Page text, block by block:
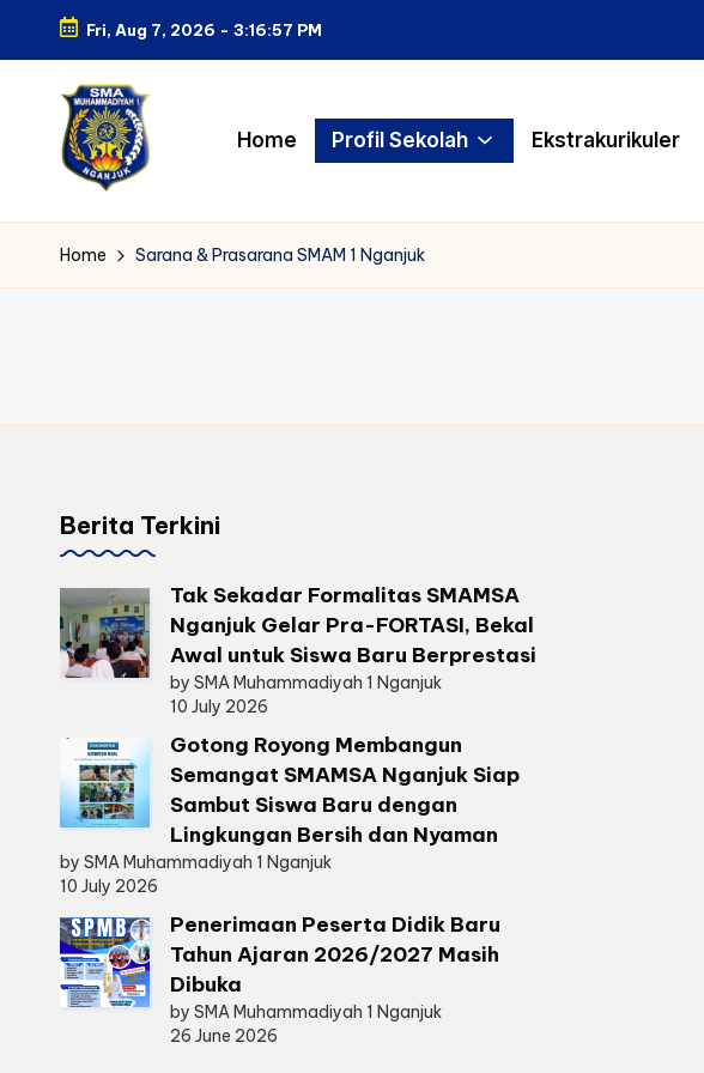
Skip
content
Fri, Aug 7, 2026 - 3:16:58 PM
S
M
1
g
a
nj
u
dengan
Ilmu,
Home Profil Sekolah Ekstrakurikuler
Home Sarana & Prasarana SMAM 1 Nganjuk
Berita Terkini
Tak Sekadar Formalitas SMAMSA
Nganjuk Gelar Pra-FORTASI, Bekal
Awal untuk Siswa Baru Berprestasi
by SMA Muhammadiyah 1 Nganjuk
10 July 2026
Gotong Royong Membangun
Semangat SMAMSA Nganjuk Siap
Sambut Siswa Baru dengan
Lingkungan Bersih dan Nyaman
by SMA Muhammadiyah 1 Nganjuk
10 July 2026
Penerimaan Peserta Didik Baru
Tahun Ajaran 2026/2027 Masih
Dibuka
by SMA Muhammadiyah 1 Nganjuk
26 June 2026